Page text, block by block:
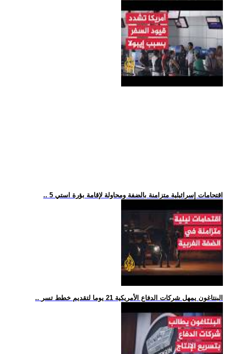
.. 5 اقتحامات إسرائيلية متزامنة بالضفة ومحاولة لإقامة بؤرة استي
.. البنتاغون يمهل شركات الدفاع الأمريكية 21 يوما لتقديم خطط تسر